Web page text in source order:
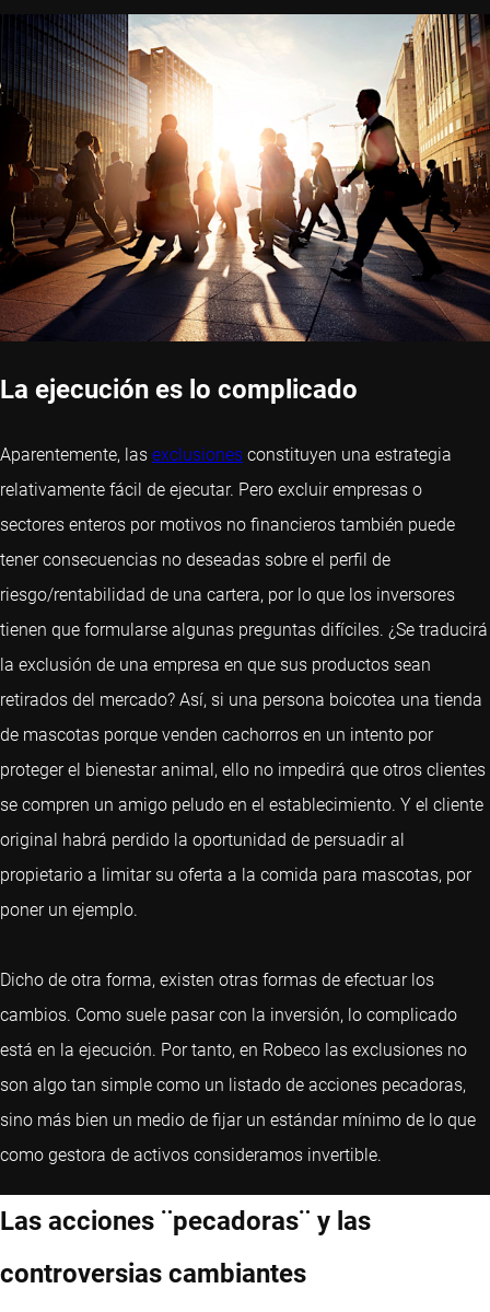
La ejecución es lo complicado
Aparentemente, las exclusiones constituyen una estrategia
relativamente fácil de ejecutar. Pero excluir empresas o
sectores enteros por motivos no financieros también puede
tener consecuencias no deseadas sobre el perfil de
riesgo/rentabilidad de una cartera, por lo que los inversores
tienen que formularse algunas preguntas difíciles. ¿Se traducirá
la exclusión de una empresa en que sus productos sean
retirados del mercado? Así, si una persona boicotea una tienda
de mascotas porque venden cachorros en un intento por
proteger el bienestar animal, ello no impedirá que otros clientes
se compren un amigo peludo en el establecimiento. Y el cliente
original habrá perdido la oportunidad de persuadir al
propietario a limitar su oferta a la comida para mascotas, por
poner un ejemplo.
Dicho de otra forma, existen otras formas de efectuar los
cambios. Como suele pasar con la inversión, lo complicado
está en la ejecución. Por tanto, en Robeco las exclusiones no
son algo tan simple como un listado de acciones pecadoras,
sino más bien un medio de fijar un estándar mínimo de lo que
como gestora de activos consideramos invertible.
Las acciones ¨pecadoras¨ y las
controversias cambiantes